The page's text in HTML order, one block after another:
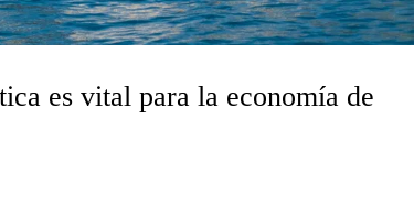
es vital para la economía de